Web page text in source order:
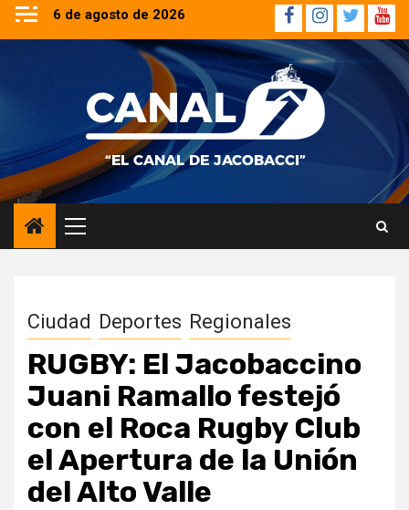
Saltar
contenido
6 de agosto de 2026 Facebook
Instagram
Twitter
Menú
principal
Ciudad Deportes Regionales
RUGBY: El Jacobaccino
Juani Ramallo festejó
con el Roca Rugby Club
el Apertura de la Unión
del Alto Valle